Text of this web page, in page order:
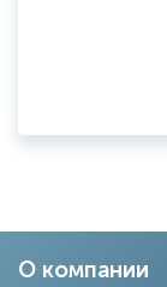
О компании